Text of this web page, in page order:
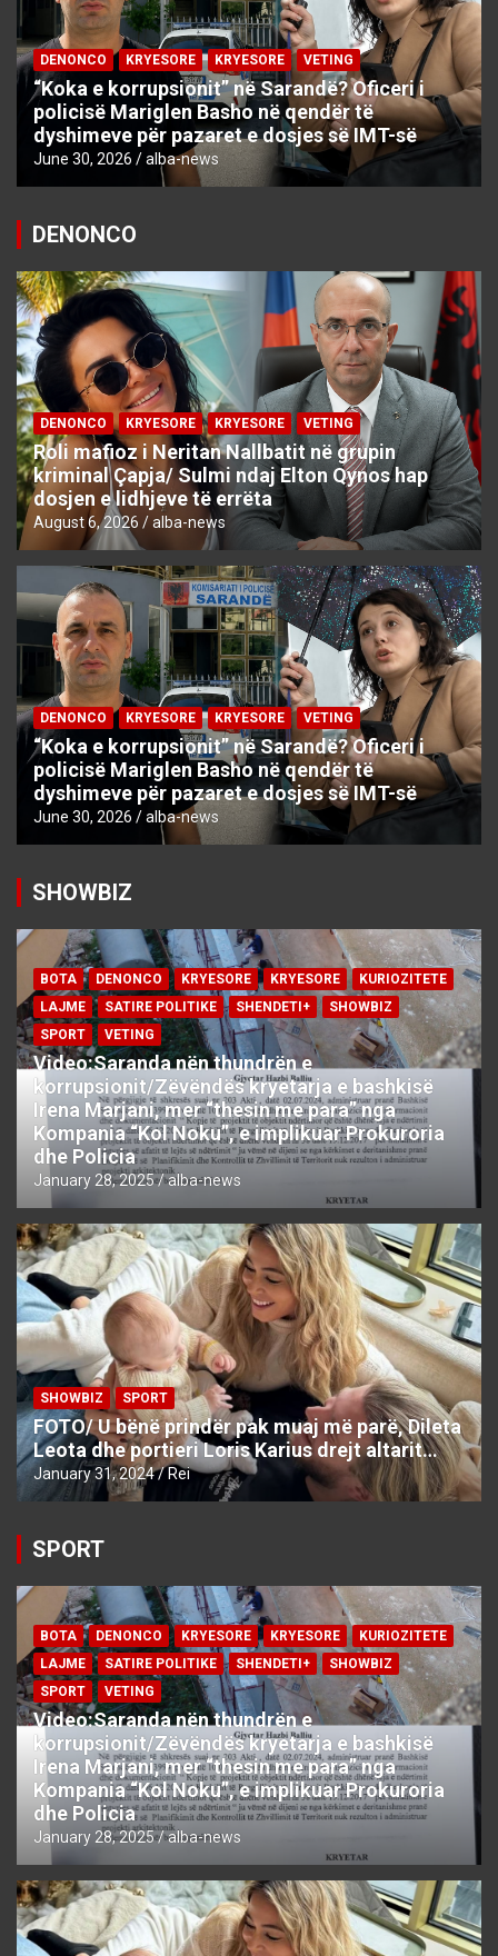
DENONCO KRYESORE KRYESORE VETING
“Koka e korrupsionit” në Sarandë? Oficeri i
policisë Mariglen Basho në qendër të
dyshimeve për pazaret e dosjes së IMT-së
June 30, 2026 alba-news
DENONCO
DENONCO KRYESORE KRYESORE VETING
Roli mafioz i Neritan Nallbatit në grupin
kriminal Çapja/ Sulmi ndaj Elton Qynos hap
dosjen e lidhjeve të errëta
August 6, 2026 alba-news
DENONCO KRYESORE KRYESORE VETING
“Koka e korrupsionit” në Sarandë? Oficeri i
policisë Mariglen Basho në qendër të
dyshimeve për pazaret e dosjes së IMT-së
June 30, 2026 alba-news
SHOWBIZ
BOTA DENONCO KRYESORE KRYESORE
KURIOZITETE
LAJME
SATIRE POLITIKE SHENDETI+
SHOWBIZ
SPORT
VETING
Video:Saranda nën thundrën e
korrupsionit/Zëvëndës kryetarja e bashkisë
Irena Marjani, mer “thesin me para” nga
Kompania “Kol Noku”, e implikuar Prokuroria
dhe Policia
January 28, 2025 alba-news
SHOWBIZ SPORT
FOTO/ U bënë prindër pak muaj më parë, Dileta
Leota dhe portieri Loris Karius drejt altarit…
January 31, 2024 Rei
SPORT
BOTA DENONCO KRYESORE KRYESORE
KURIOZITETE
LAJME
SATIRE POLITIKE SHENDETI+
SHOWBIZ
SPORT
VETING
Video:Saranda nën thundrën e
korrupsionit/Zëvëndës kryetarja e bashkisë
Irena Marjani, mer “thesin me para” nga
Kompania “Kol Noku”, e implikuar Prokuroria
dhe Policia
January 28, 2025 alba-news